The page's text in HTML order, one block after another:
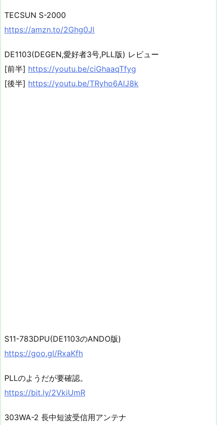
TECSUN S-2000
https://amzn.to/2Ghg0Jl
DE1103(DEGEN,愛好者3号,PLL版) レビュー
[前半] https://youtu.be/ciGhaaqTfyg
[後半] https://youtu.be/TRyho6AlJ8k
S11-783DPU(DE1103のANDO版)
https://goo.gl/RxaKfh
PLLのようだが要確認。
https://bit.ly/2VkiUmR
303WA-2 長中短波受信用アンテナ